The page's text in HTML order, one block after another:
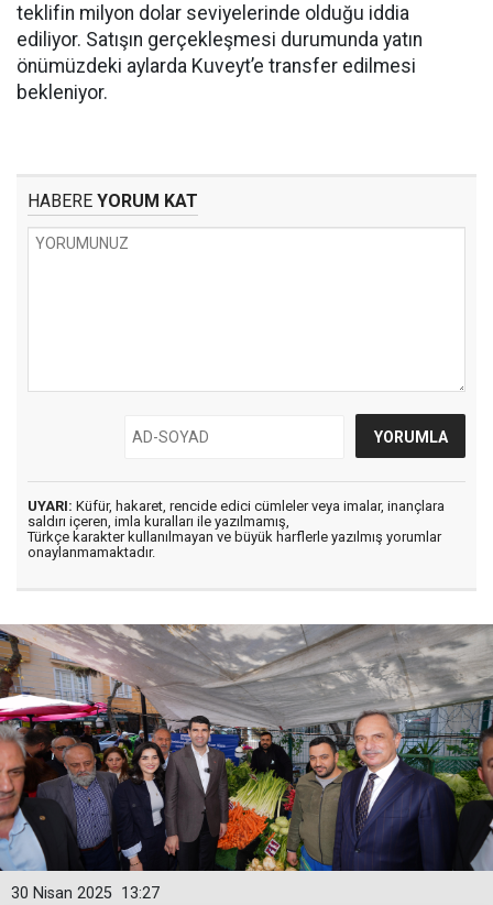
teklifin milyon dolar seviyelerinde olduğu iddia
ediliyor. Satışın gerçekleşmesi durumunda yatın
önümüzdeki aylarda Kuveyt’e transfer edilmesi
bekleniyor.
HABERE YORUM KAT
UYARI: Küfür, hakaret, rencide edici cümleler veya imalar, inançlara
saldırı içeren, imla kuralları ile yazılmamış,
Türkçe karakter kullanılmayan ve büyük harflerle yazılmış yorumlar
onaylanmamaktadır.
13:27
30 Nisan 2025